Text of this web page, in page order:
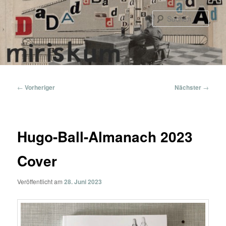
primären
Inhalt
springen
Beitragsnavigation
← Vorheriger Nächster →
Hugo-Ball-Almanach 2023
Cover
Veröffentlicht am28. Juni 2023